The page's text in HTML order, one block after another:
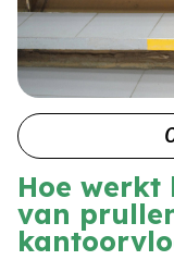
Hoe werkt
van